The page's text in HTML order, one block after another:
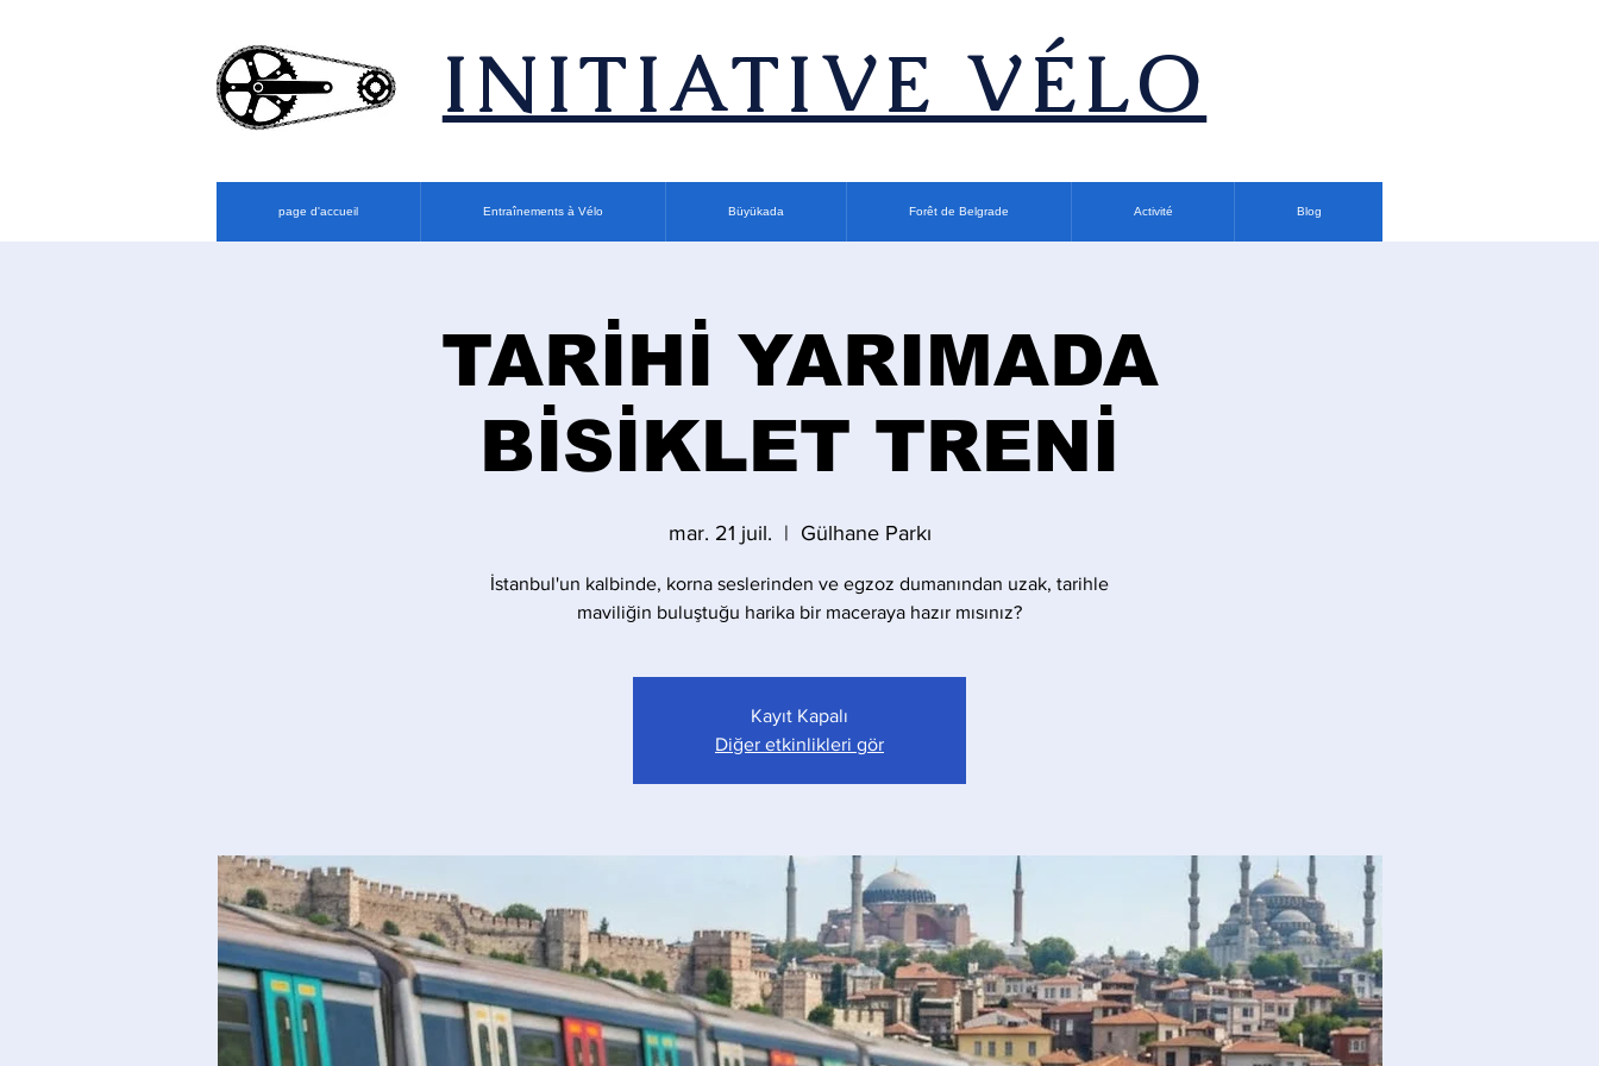
​INITIATIVE VÉLO
page d'accueil Entraînements à Vélo Büyükada Forêt de Belgrade Activité Blog
TARİHİ YARIMADA
BİSİKLET TRENİ
mar. 21 juil.
  |
Gülhane Parkı
İstanbul'un kalbinde, korna seslerinden ve egzoz dumanından uzak, tarihle
maviliğin buluştuğu harika bir maceraya hazır mısınız?
Kayıt Kapalı
Diğer etkinlikleri gör